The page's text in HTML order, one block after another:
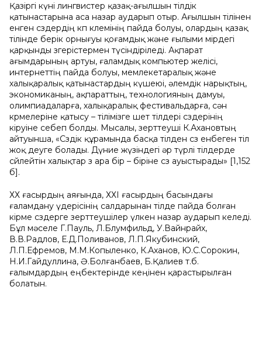
Қазіргі күні лингвистер қазақ-ағылшын тілдік
қатынастарына аса назар аударып отыр. Ағылшын тілінен
енген сөздердің көп көлемінің пайда болуы, олардың қазақ
тілінде берік орнығуы қоғамдық және ғылыми өмірдегі
қарқынды өзгерістермен түсіндіріледі. Ақпарат
ағымдарының артуы, ғаламдық компьютер желісі,
интернеттің пайда болуы, мемлекетаралық және
халықаралық қатынастардың күшеюі, әлемдік нарықтың,
экономиканың, ақпараттың, технологияның дамуы,
олимпиадаларға, халықаралық фестивальдарға, сән
көрмелеріне қатысу – тілімізге шет тілдері сөздерінің
кіруіне себеп болды. Мысалы, зерттеуші К.Ахановтың
айтуынша, «Сөздік құрамында басқа тілден сөз енбеген тіл
жоқ деуге болады. Дүние жүзіндегі әр түрлі тілдерде
сөйлейтін халықтар өз ара бір – біріне сөз ауыстырады» [1,152
б].
ХХ ғасырдың аяғында, ХХІ ғасырдың басындағы
ғаламдану үдерісінің салдарынан тілде пайда болған
кірме сөздерге зерттеушілер үлкен назар аударып келеді.
Бұл мәселе Г.Пауль, Л.Блумфильд, У.Вайнрайх,
В.В.Радлов, Е.Д.Поливанов, Л.П.Якубинский,
Л.П.Ефремов, М.М.Копыленко, К.Аханов, Ю.С.Сорокин,
Н.И.Гайдуллина, Ә.Болғанбаев, Б.Қалиев т.б.
ғалымдардың еңбектерінде кеңінен қарастырылған
болатын.